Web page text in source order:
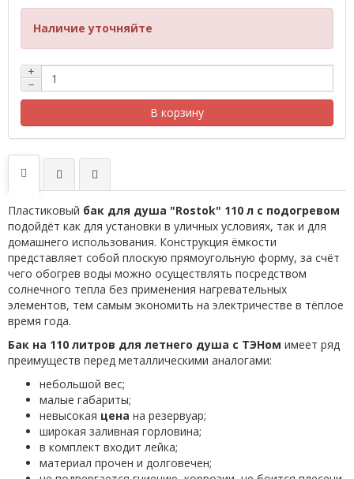
Наличие уточняйте
+
−
В корзину
Пластиковый бак для душа "Rostok" 110 л с подогревом
подойдёт как для установки в уличных условиях, так и для
домашнего использования. Конструкция ёмкости
представляет собой плоскую прямоугольную форму, за счёт
чего обогрев воды можно осуществлять посредством
солнечного тепла без применения нагревательных
элементов, тем самым экономить на электричестве в тёплое
время года.
Бак на 110 литров для летнего душа с ТЭНом имеет ряд
преимуществ перед металлическими аналогами:
небольшой вес;
малые габариты;
невысокая цена на резервуар;
широкая заливная горловина;
в комплект входит лейка;
материал прочен и долговечен;